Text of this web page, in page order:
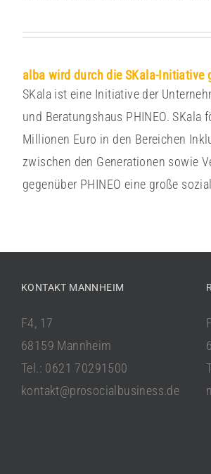
alba wird durch die SKala-Initiative
SKala ist eine Initiative der
und Beratungshaus PHINEO.
Millionen Euro in den Bereichen
zwischen den Generationen sowie
gegenüber PHINEO eine große
KONTAKT MANNHEIM
F4, 17
68159 Mannheim
Tel.: 0621 70291500
kontakt@prosocialbusiness.de